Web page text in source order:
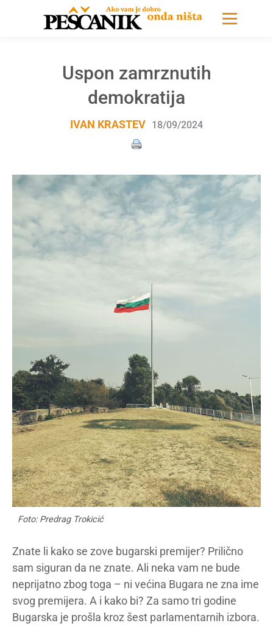
Uspon zamrznutih
demokratija
IVAN KRASTEV 18/09/2024
Foto: Predrag Trokicić
Znate li kako se zove bugarski premijer? Prilično
sam siguran da ne znate. Ali neka vam ne bude
neprijatno zbog toga – ni većina Bugara ne zna ime
svog premijera. A i kako bi? Za samo tri godine
Bugarska je prošla kroz šest parlamentarnih izbora.